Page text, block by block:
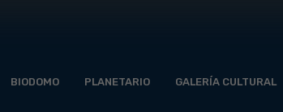
BIODOMO PLANETARIO GALERÍA CULTURAL